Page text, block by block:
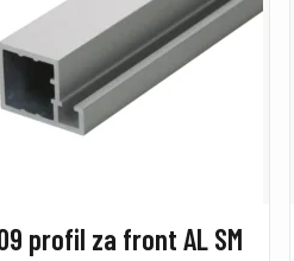
profil za front AL SM